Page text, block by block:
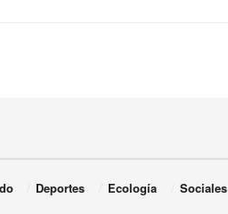
Deportes Ecología Sociales